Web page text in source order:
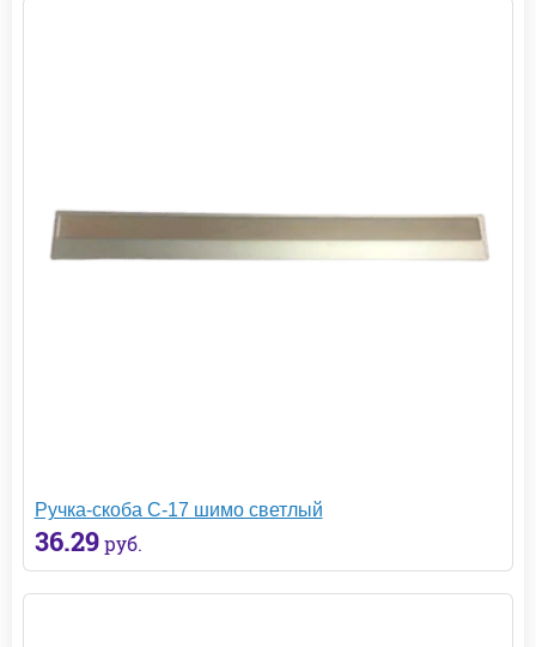
Ручка-скоба С-17 шимо светлый
36.29 руб.